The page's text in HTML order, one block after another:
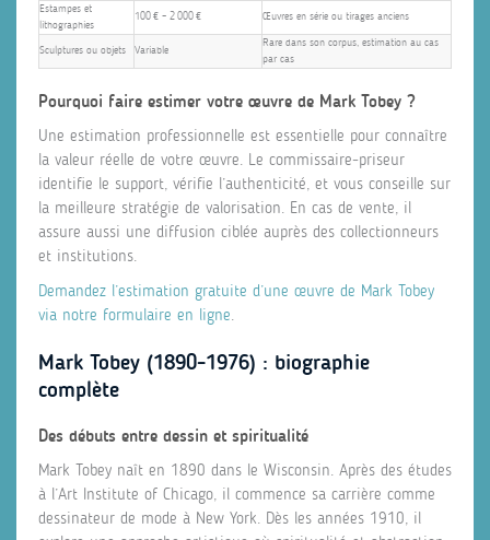
Estampes et
lithographies
100 € – 2 000 € Œuvres en série ou tirages anciens
Sculptures ou objets Variable
Rare dans son corpus, estimation au cas
par cas
Pourquoi faire estimer votre œuvre de Mark Tobey ?
Une estimation professionnelle est essentielle pour connaître
la valeur réelle de votre œuvre. Le commissaire‑priseur
identifie le support, vérifie l’authenticité, et vous conseille sur
la meilleure stratégie de valorisation. En cas de vente, il
assure aussi une diffusion ciblée auprès des collectionneurs
et institutions.
Demandez l’estimation gratuite d’une œuvre de Mark Tobey
via notre formulaire en ligne.
Mark Tobey (1890‑1976) : biographie
complète
Des débuts entre dessin et spiritualité
Mark Tobey naît en 1890 dans le Wisconsin. Après des études
à l’Art Institute of Chicago, il commence sa carrière comme
dessinateur de mode à New York. Dès les années 1910, il